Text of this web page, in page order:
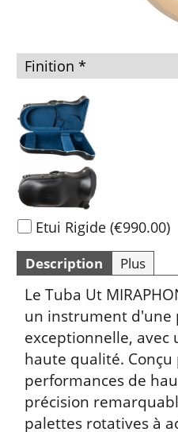
Etui Rigide (€990.00)
Description Plus
Le Tuba Ut
un instrument d'une
exceptionnelle, avec
haute qualité. Conçu
performances de
précision
palettes rotatives à